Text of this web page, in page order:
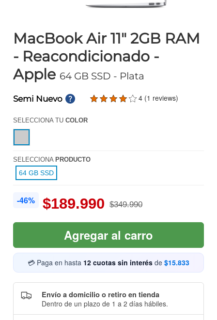
MacBook Air 11" 2GB RAM
- Reacondicionado -
Apple 64 GB SSD - Plata
Semi Nuevo 4 (1 reviews)
SELECCIONA TU COLOR
SELECCIONA PRODUCTO
64 GB SSD
-46% $189.990 $349.990
Agregar al carro
💳 Paga en hasta 12 cuotas sin interés de $15.833
Envío a domicilio o retiro en tienda
Dentro de un plazo de 1 a 2 días hábiles.